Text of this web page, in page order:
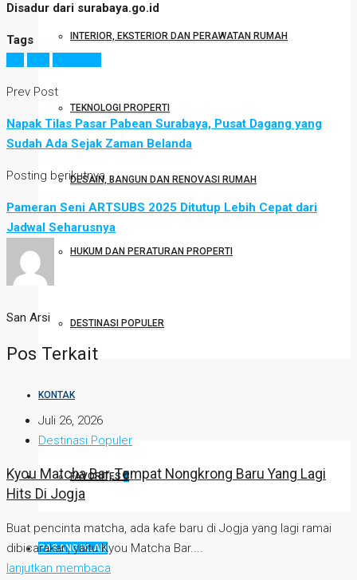
INTERIOR, EKSTERIOR DAN PERAWATAN RUMAH
TEKNOLOGI PROPERTI
DESAIN, BANGUN DAN RENOVASI RUMAH
HUKUM DAN PERATURAN PROPERTI
DESTINASI POPULER
KONTAK
FAVORITES0
PASANG IKLAN
Disadur dari surabaya.go.id
Tags
Prev Post
Napak Tilas Pasar Pabean Surabaya, Pusat Dagang yang
Sudah Ada Sejak Zaman Belanda
Posting berikutnya
Pameran Seni ARTSUBS 2025 Ditutup Lebih Cepat dari
Jadwal Seharusnya
San Arsi
Pos Terkait
Juli 26, 2026
Destinasi Populer
Kyou Matcha Bar, Tempat Nongkrong Baru Yang Lagi
Hits Di Jogja
Buat pencinta matcha, ada kafe baru di Jogja yang lagi ramai
dibicarakan, yaitu Kyou Matcha Bar....
lanjutkan membaca